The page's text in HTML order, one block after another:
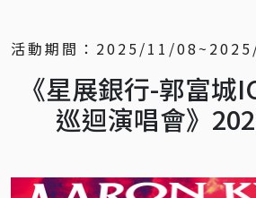
活動期間： 2025/11/
《星展銀行-郭富城
巡迴演唱會》